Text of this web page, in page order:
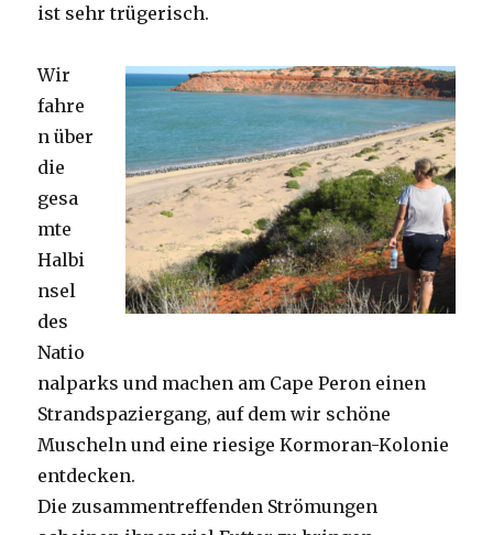
ist sehr trügerisch.
Wir
fahre
n über
die
gesa
mte
Halbi
nsel
des
Natio
nalparks und machen am Cape Peron einen
Strandspaziergang, auf dem wir schöne
Muscheln und eine riesige Kormoran-Kolonie
entdecken.
Die zusammentreffenden Strömungen